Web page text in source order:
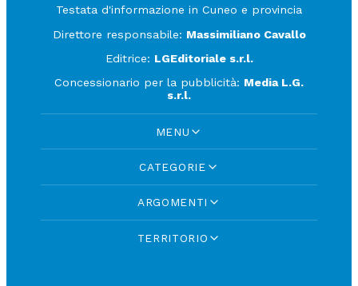
Testata d'informazione in Cuneo e provincia
Direttore responsabile: Massimiliano Cavallo
Editrice: LGEditoriale s.r.l.
Concessionario per la pubblicità: Media L.G.
s.r.l.
MENU
CATEGORIE
ARGOMENTI
TERRITORIO